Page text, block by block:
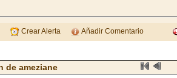
Crear Alerta Añadir Comentario
de ameziane